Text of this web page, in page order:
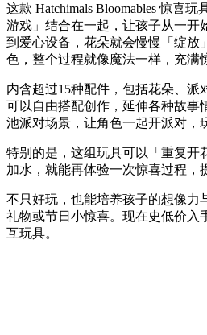
这款 Hatchimals Bloomables 惊喜
游戏」结合在一起，让孩子从一开
到爱心设备，花朵就会慢慢「绽放
色，整个过程就像魔法一样，充满
内含超过15种配件，包括花朵、派
可以自由搭配创作，延伸各种故事
池派对场景，让角色一起开派对，
特别的是，这组玩具可以「重复开
加水，就能再体验一次惊喜过程，
不只好玩，也能培养孩子的想像力
礼物或节日小惊喜。现在史低价入
互玩具。